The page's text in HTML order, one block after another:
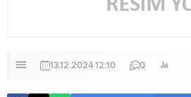
13.12.2024 12:10 0